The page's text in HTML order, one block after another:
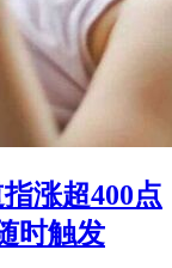
涨超400点
时触发